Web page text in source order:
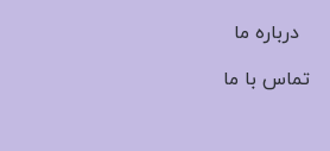
درباره ما
تماس با ما